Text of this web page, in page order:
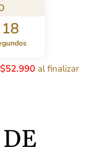
18
$52.990 al finalizar